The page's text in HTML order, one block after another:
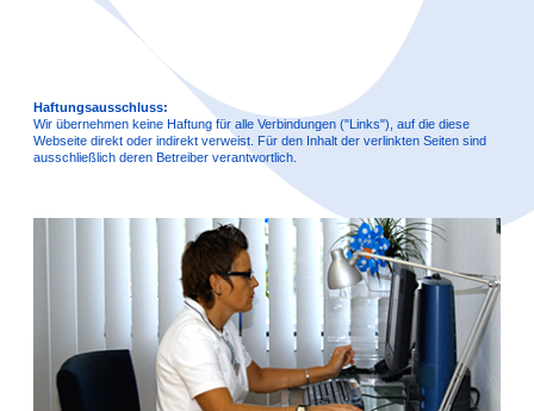
Haftungsausschluss:
Wir übernehmen keine Haftung für alle Verbindungen ("Links"), auf die diese
Webseite direkt oder indirekt verweist. Für den Inhalt der verlinkten Seiten sind
ausschließlich deren Betreiber verantwortlich.